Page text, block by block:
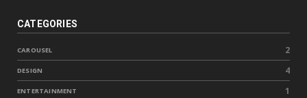
CATEGORIES
CAROUSEL 2
DESIGN 4
ENTERTAINMENT 1